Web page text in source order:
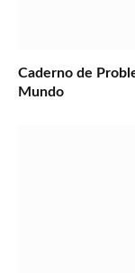
Caderno de
Mundo